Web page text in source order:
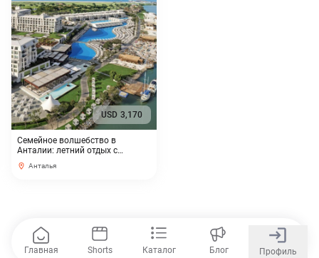
USD 3,170
Семейное волшебство в
Анталии: летний отдых с
эксклюзивной скидкой
Анталья
Главная Shorts Каталог Блог Профиль